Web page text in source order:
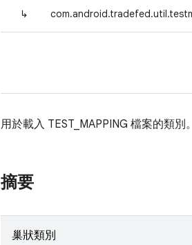
↳
用於載入 TEST_MAPPING 檔案的類別。
摘要
巢狀類別